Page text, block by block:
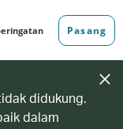
didukung.
dalam